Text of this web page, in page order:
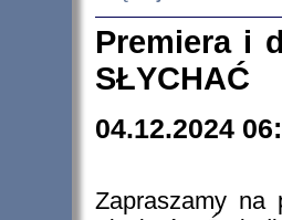
Premiera i
SŁYCHAĆ
04.12.2024
Zapraszamy